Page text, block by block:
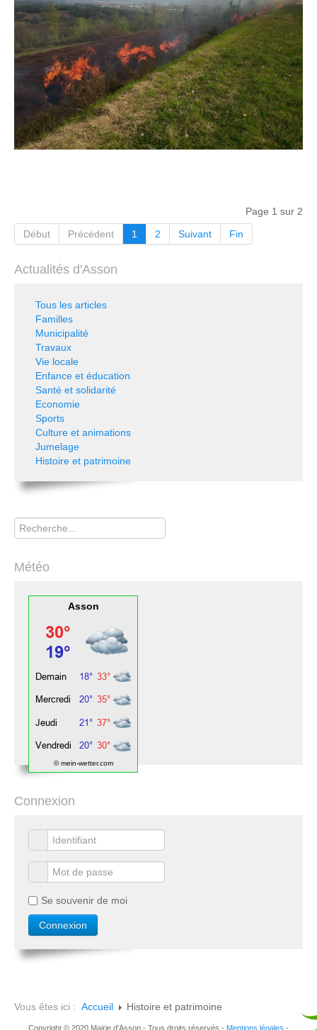
Page 1 sur 2
Début
Précédent 1 2 Suivant Fin
Actualités d'Asson
Tous les articles
Familles
Municipalité
Travaux
Vie locale
Enfance et éducation
Santé et solidarité
Economie
Sports
Culture et animations
Jumelage
Histoire et patrimoine
Rechercher
Météo
Asson
© mein-wetter.com
Connexion
Se souvenir de moi
Vous êtes ici : Accueil Histoire et patrimoine
Copyright © 2020 Mairie d'Asson - Tous droits réservés - Mentions légales -